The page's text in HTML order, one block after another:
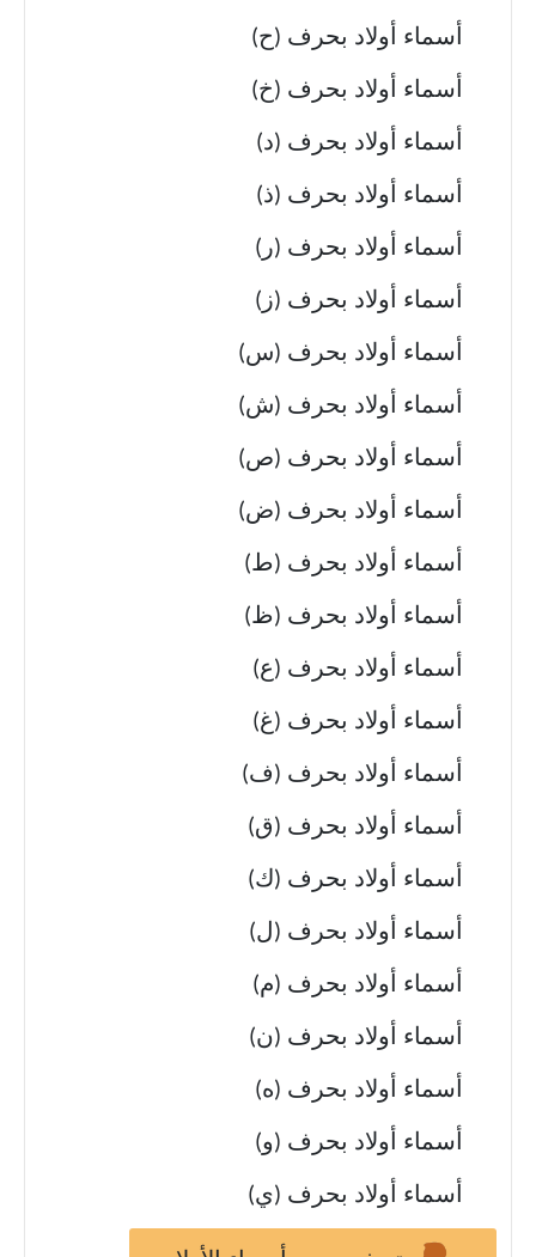
أسماء أولاد بحرف (ح)
أسماء أولاد بحرف (خ)
أسماء أولاد بحرف (د)
أسماء أولاد بحرف (ذ)
أسماء أولاد بحرف (ر)
أسماء أولاد بحرف (ز)
أسماء أولاد بحرف (س)
أسماء أولاد بحرف (ش)
أسماء أولاد بحرف (ص)
أسماء أولاد بحرف (ض)
أسماء أولاد بحرف (ط)
أسماء أولاد بحرف (ظ)
أسماء أولاد بحرف (ع)
أسماء أولاد بحرف (غ)
أسماء أولاد بحرف (ف)
أسماء أولاد بحرف (ق)
أسماء أولاد بحرف (ك)
أسماء أولاد بحرف (ل)
أسماء أولاد بحرف (م)
أسماء أولاد بحرف (ن)
أسماء أولاد بحرف (ه)
أسماء أولاد بحرف (و)
أسماء أولاد بحرف (ي)